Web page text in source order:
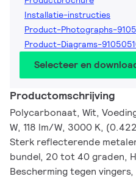
Installatie-instructies
Product-Photographs-
Product-Diagrams-
Selecteer en
Productomschrijving
Polycarbonaat, Wit,
W, 118 lm/W, 3000 K,
Sterk reflecterende
bundel, 20 tot 40 graden,
Bescherming tegen